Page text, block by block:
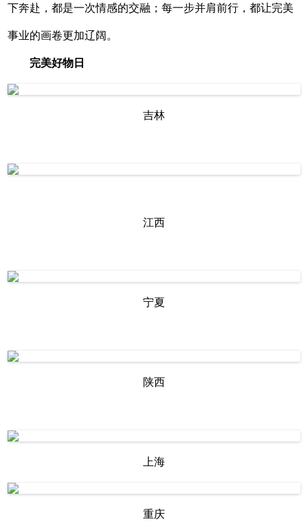
下奔赴，都是一次情感的交融；每一步并肩前行，都让完美
事业的画卷更加辽阔。
完美好物日
吉林
江西
宁夏
陕西
上海
重庆